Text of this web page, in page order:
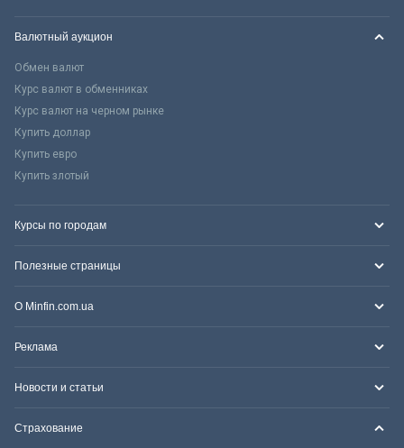
Валютный аукцион
Обмен валют
Курс валют в обменниках
Курс валют на черном рынке
Купить доллар
Купить евро
Купить злотый
Курсы по городам
Полезные страницы
О Minfin.com.ua
Реклама
Новости и статьи
Страхование